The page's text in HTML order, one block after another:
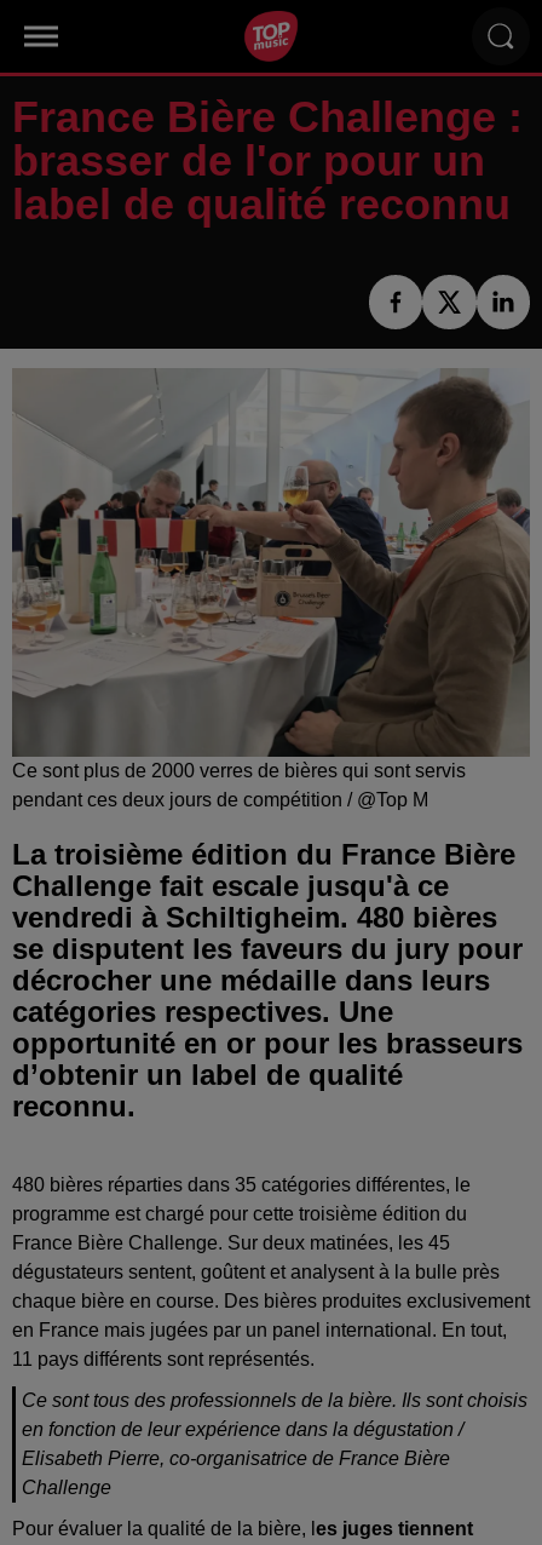
France Bière Challenge :
brasser de l'or pour un
label de qualité reconnu
Ce sont plus de 2000 verres de bières qui sont servis
pendant ces deux jours de compétition / @Top M
La troisième édition du France Bière
Challenge fait escale jusqu'à ce
vendredi à Schiltigheim. 480 bières
se disputent les faveurs du jury pour
décrocher une médaille dans leurs
catégories respectives. Une
opportunité en or pour les brasseurs
d’obtenir un label de qualité
reconnu.
480 bières réparties dans 35 catégories différentes, le
programme est chargé pour cette troisième édition du
France Bière Challenge. Sur deux matinées, les 45
dégustateurs sentent, goûtent et analysent à la bulle près
chaque bière en course. Des bières produites exclusivement
en France mais jugées par un panel international. En tout,
11 pays différents sont représentés.
Ce sont tous des professionnels de la bière. Ils sont choisis
en fonction de leur expérience dans la dégustation /
Elisabeth Pierre, co-organisatrice de France Bière
Challenge
Pour évaluer la qualité de la bière, l es juges tiennent